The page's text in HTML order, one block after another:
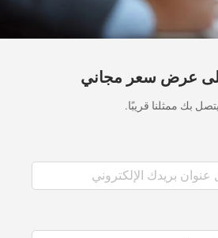
عرض سعر مجاني
بك ممثلنا قريبًا.